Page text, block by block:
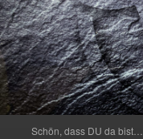
Schön, dass DU da bist…